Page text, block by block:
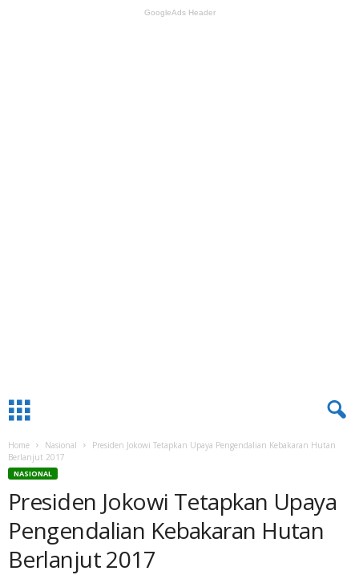
GoogleAds Header
Home Nasional
Presiden Jokowi Tetapkan Upaya Pengendalian Kebakaran Hutan
Berlanjut 2017
NASIONAL
Presiden Jokowi Tetapkan Upaya
Pengendalian Kebakaran Hutan
Berlanjut 2017